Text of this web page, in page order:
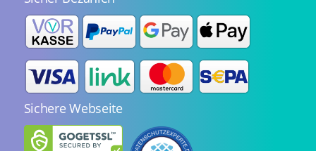
Sichere Webseite